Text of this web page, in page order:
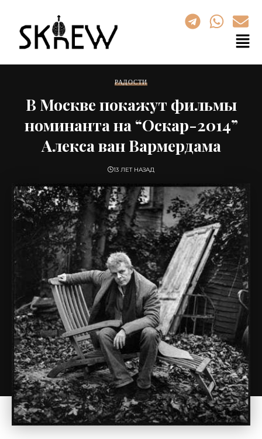
РАДОСТИ
В Москве покажут фильмы
номинанта на “Оскар-2014”
Алекса ван Вармердама
13 ЛЕТ НАЗАД